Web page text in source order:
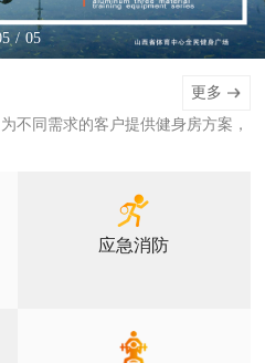
/ 05
更多
不同需求的客户提供健身房方案，
应急消防